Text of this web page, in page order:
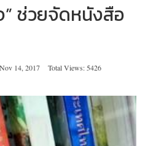
” ช่วยจัดหนังสือ
Nov 14, 2017
Total Views: 5426